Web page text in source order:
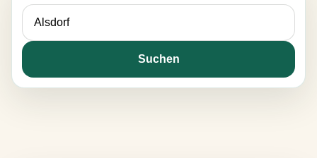
Suchen